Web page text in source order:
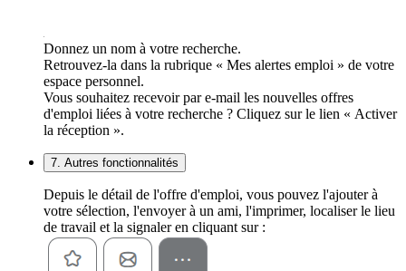
Donnez un nom à votre recherche.
Retrouvez-la dans la rubrique « Mes alertes emploi » de votre
espace personnel.
Vous souhaitez recevoir par e-mail les nouvelles offres
d'emploi liées à votre recherche ? Cliquez sur le lien « Activer
la réception ».
7. Autres fonctionnalités
Depuis le détail de l'offre d'emploi, vous pouvez l'ajouter à
votre sélection, l'envoyer à un ami, l'imprimer, localiser le lieu
de travail et la signaler en cliquant sur :